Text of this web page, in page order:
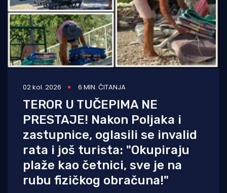
02 kol. 2026 6 MIN. ČITANJA
TEROR U TUČEPIMA NE
PRESTAJE! Nakon Poljaka i
zastupnice, oglasili se invalid
rata i još turista: "Okupiraju
plaže kao četnici, sve je na
rubu fizičkog obračuna!"